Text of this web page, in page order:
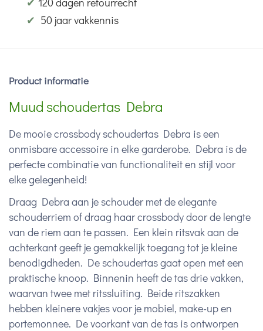
✔ 50 jaar vakkennis
Product informatie
Muud schoudertas Debra
De mooie crossbody schoudertas Debra is een
onmisbare accessoire in elke garderobe. Debra is de
perfecte combinatie van functionaliteit en stijl voor
elke gelegenheid!
Draag Debra aan je schouder met de elegante
schouderriem of draag haar crossbody door de lengte
van de riem aan te passen. Een klein ritsvak aan de
achterkant geeft je gemakkelijk toegang tot je kleine
benodigdheden. De schoudertas gaat open met een
praktische knoop. Binnenin heeft de tas drie vakken,
waarvan twee met ritssluiting. Beide ritszakken
hebben kleinere vakjes voor je mobiel, make-up en
portemonnee. De voorkant van de tas is ontworpen